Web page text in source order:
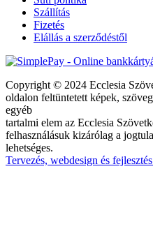
Szállítás
Fizetés
Elállás a szerződéstől
Copyright © 2024 Ecclesia
oldalon feltüntetett képek,
egyéb
tartalmi elem az Ecclesia
felhasználásuk kizárólag a
lehetséges.
Tervezés, webdesign és